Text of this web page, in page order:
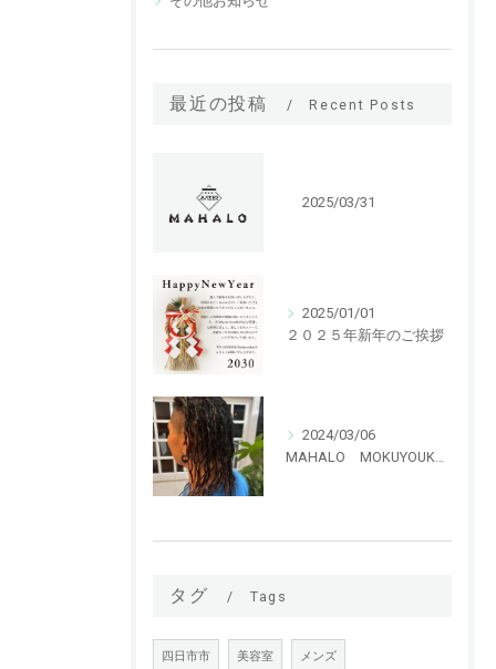
最近の投稿 Recent Posts
2025/03/31
2025/01/01
２０２５年新年のご挨拶
2024/03/06
MAHALO MOKUYOUKAN 特殊パーマ ハリガネパーマ！！
タグ Tags
四日市市 美容室 メンズ